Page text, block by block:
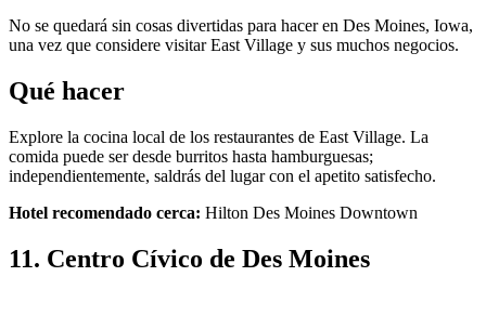
No se quedará sin cosas divertidas para hacer en Des Moines, Iowa,
una vez que considere visitar East Village y sus muchos negocios.
Qué hacer
Explore la cocina local de los restaurantes de East Village. La
comida puede ser desde burritos hasta hamburguesas;
independientemente, saldrás del lugar con el apetito satisfecho.
Hotel recomendado cerca: Hilton Des Moines Downtown
11. Centro Cívico de Des Moines